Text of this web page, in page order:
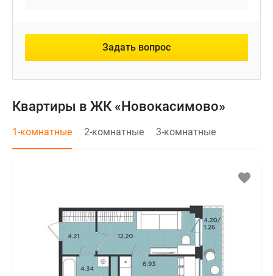
Задать вопрос
Квартиры в ЖК «Новокасимово»
1-комнатные 2-комнатные 3-комнатные